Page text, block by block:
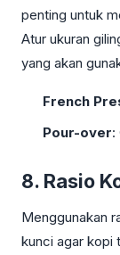
penting untuk
Atur ukuran
yang akan
French
Pour-over:
8. Rasio
Menggunakan
kunci agar kopi